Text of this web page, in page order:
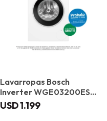
Lavarropas Bosch
Inverter WGE03200ES 8
kg
USD1.199